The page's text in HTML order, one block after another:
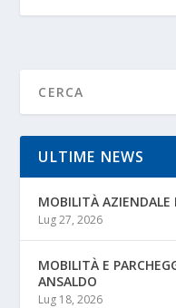
ULTIME NEWS
MOBILITÀ AZIENDALE
Lug 27, 2026
MOBILITÀ E
ANSALDO
Lug 18, 2026